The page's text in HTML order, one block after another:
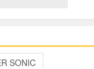
SONIC